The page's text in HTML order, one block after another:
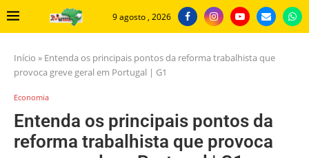
9 agosto , 2026
Início » Entenda os principais pontos da reforma trabalhista que
provoca greve geral em Portugal | G1
Economia
Entenda os principais pontos da
reforma trabalhista que provoca